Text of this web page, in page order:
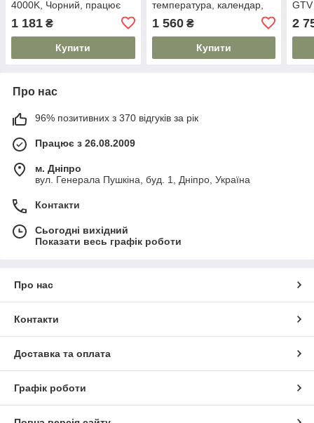
4000K, Чорний, працює
HAL8W-10-DEC)
1 181 ₴
Купити
температура, календар,
будильник, Білий, працює
від power bank (LB-LIN7W-
00-DEC)
1 560₴
Купити
від
2
Про нас
96% позитивних з 370 відгуків за рік
Працює з 26.08.2009
м. Дніпро
вул. Генерала Пушкіна, буд. 1, Дніпро, Україна
Контакти
Сьогодні вихідний
Показати весь графік роботи
Про нас
Контакти
Доставка та оплата
Графік роботи